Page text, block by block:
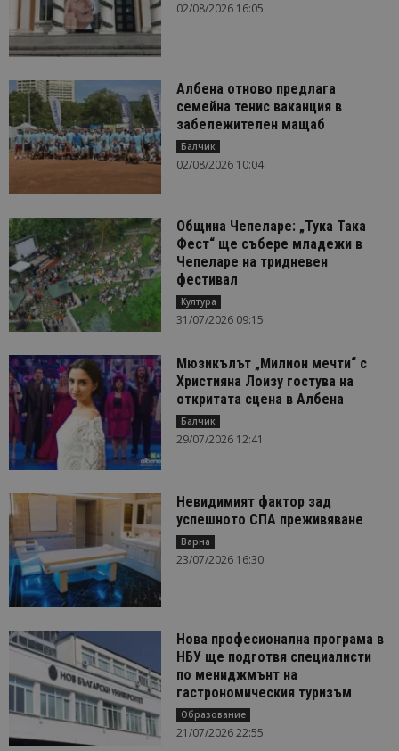
02/08/2026 16:05
Албена отново предлага
семейна тенис ваканция в
забележителен мащаб
Балчик
02/08/2026 10:04
Община Чепеларе: „Тука Така
Фест“ ще събере младежи в
Чепеларе на тридневен
фестивал
Култура
31/07/2026 09:15
Мюзикълът „Милион мечти“ с
Християна Лоизу гостува на
откритата сцена в Албена
Балчик
29/07/2026 12:41
Невидимият фактор зад
успешното СПА преживяване
Варна
23/07/2026 16:30
Нова професионална програма в
НБУ ще подготвя специалисти
по мениджмънт на
гастрономическия туризъм
Образование
21/07/2026 22:55